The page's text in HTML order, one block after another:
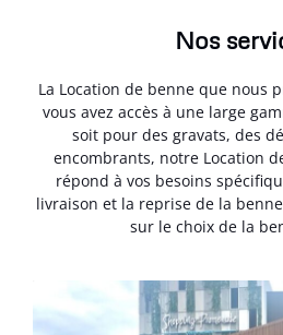
Nos
La Location de benne que nous
vous avez accès à une large
soit pour des gravats, des
encombrants, notre Location
répond à vos besoins
livraison et la reprise de la
sur le choix de la